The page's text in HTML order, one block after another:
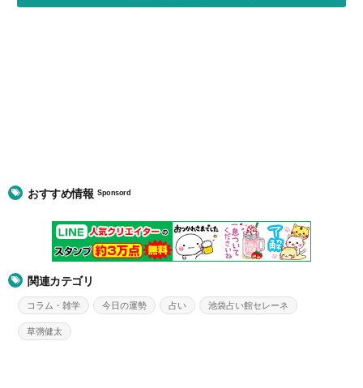
おすすめ情報Sponsord
関連カテゴリ
コラム・雑学 今日の運勢 占い 池袋占い館セレーネ
草彅健太